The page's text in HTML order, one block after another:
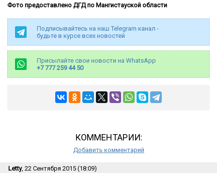
Фото предоставлено ДГД по Мангистауской области
Подписывайтесь на наш Telegram канал -
будьте в курсе всех новостей
Присылайте свои новости на WhatsApp
+7 777 259 44 50
КОММЕНТАРИИ:
Добавить комментарий
Letty, 22 Сентября 2015 (18:09)